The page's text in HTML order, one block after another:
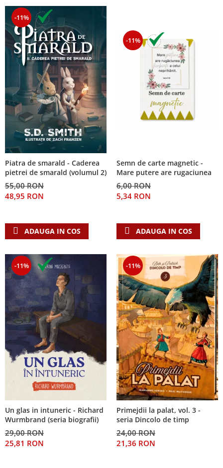
-11%
Piatra de smarald - Caderea
pietrei de smarald (volumul 2)
55,00 RON
48,95 RON
ADAUGA IN COS
-11%
Semn de carte magnetic -
Mare putere are rugaciunea
6,00 RON
5,34 RON
ADAUGA IN COS
-11%
Un glas in intuneric - Richard
Wurmbrand (seria biografii)
29,00 RON
25,81 RON
-11%
Primejdii la palat, vol. 3 -
seria Dincolo de timp
24,00 RON
21,36 RON